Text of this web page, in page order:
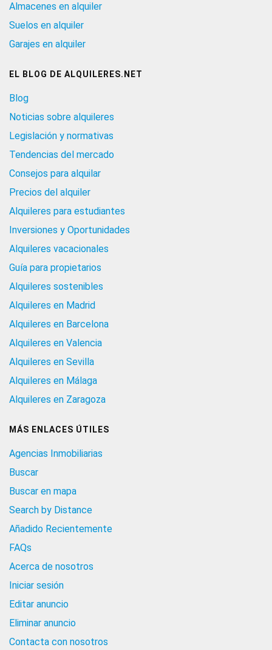
Almacenes en alquiler
Suelos en alquiler
Garajes en alquiler
EL BLOG DE ALQUILERES.NET
Blog
Noticias sobre alquileres
Legislación y normativas
Tendencias del mercado
Consejos para alquilar
Precios del alquiler
Alquileres para estudiantes
Inversiones y Oportunidades
Alquileres vacacionales
Guía para propietarios
Alquileres sostenibles
Alquileres en Madrid
Alquileres en Barcelona
Alquileres en Valencia
Alquileres en Sevilla
Alquileres en Málaga
Alquileres en Zaragoza
MÁS ENLACES ÚTILES
Agencias Inmobiliarias
Buscar
Buscar en mapa
Search by Distance
Añadido Recientemente
FAQs
Acerca de nosotros
Iniciar sesión
Editar anuncio
Eliminar anuncio
Contacta con nosotros